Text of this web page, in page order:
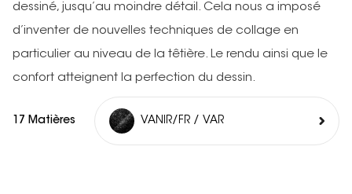
dessiné, jusqu’au moindre détail. Cela nous a imposé
d’inventer de nouvelles techniques de collage en
particulier au niveau de la têtière. Le rendu ainsi que le
confort atteignent la perfection du dessin.
17 Matières VANIR/FR / VAR